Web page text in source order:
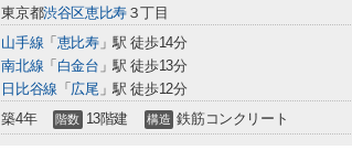
東京都渋谷区恵比寿３丁目
山手線 「 恵比寿」駅 徒歩14分
南北線 「 白金台 」駅 徒歩13分
日比谷線 「 広尾」駅 徒歩12分
築4年 階数 13階建 構造 鉄筋コンクリート